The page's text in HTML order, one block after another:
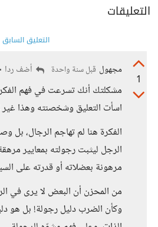
التعليقات
التعليق السابق
1
مجهول قبل سنة واحدة أضف ردا
مشكلتك أنك تسرعت في فهم
اسأت التعليق وشخصنته وهذا غير
الفكرة هنا لم تهاجم الرجال،
الرجل ليثبت رجولته بمعايير
مرهونة بعضلاته أو قدرته على
من المحزن أن البعض لا يرى في
وكأن الضرب دليل رجولة! بل هو